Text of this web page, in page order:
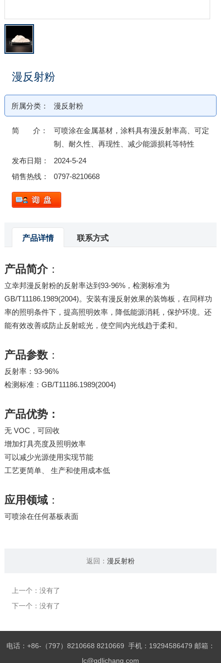
漫反射粉
所属分类： 漫反射粉
简 介：
可喷涂在金属基材，涂料具有漫反射率高、可定
制、耐久性、再现性、减少能源损耗等特性
发布日期：
2024-5-24
销售热线：
0797-8210668
产品详情 联系方式
产品简介：
立幸邦漫反射粉的反射率达到93-96%，检测标准为
GB/T11186.1989(2004)。安装有漫反射效果的装饰板，在同样功
率的照明条件下，提高照明效率，降低能源消耗，保护环境。还
能有效改善或防止反射眩光，使空间内光线趋于柔和。
产品参数：
反射率：93-96%
检测标准：GB/T11186.1989(2004)
产品优势：
无 VOC，可回收
增加灯具亮度及照明效率
可以减少光源使用实现节能
工艺更简单、 生产和使用成本低
应用领域：
可喷涂在任何基板表面
返回： 漫反射粉
上一个：没有了
下一个：没有了
电话：+86-（797）8210668 8210669 手机：19294586479 邮箱：
lc@gdlichang.com